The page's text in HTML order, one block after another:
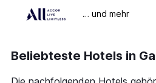
… und mehr
Beliebteste Hotels in